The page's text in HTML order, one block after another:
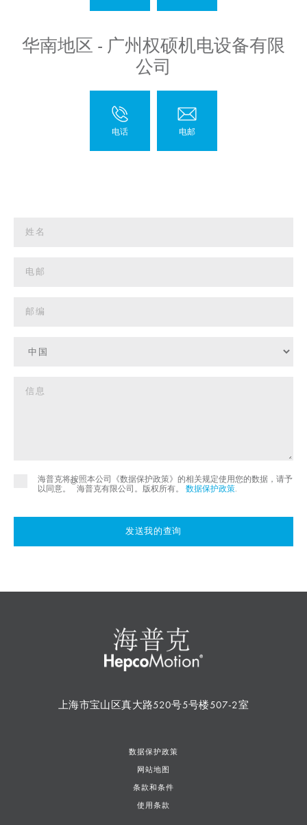
华南地区 - 广州权硕机电设备有限
公司
海普克将按照本公司《数据保护政策》的相关规定使用您的数据，请予
以同意。
©
海普克有限公司。版权所有。 数据保护政策.
发送我的查询
上海市宝山区真大路520号5号楼507-2室
数据保护政策
网站地图
条款和条件
使用条款